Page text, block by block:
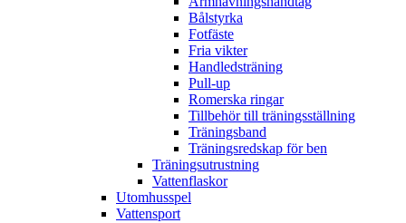
Bålstyrka
Fotfäste
Fria vikter
Handledsträning
Pull-up
Romerska ringar
Tillbehör till träningsställning
Träningsband
Träningsredskap för ben
Träningsutrustning
Vattenflaskor
Utomhusspel
Vattensport